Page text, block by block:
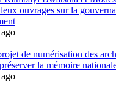
ouvrages sur la
de numérisation des
la mémoire